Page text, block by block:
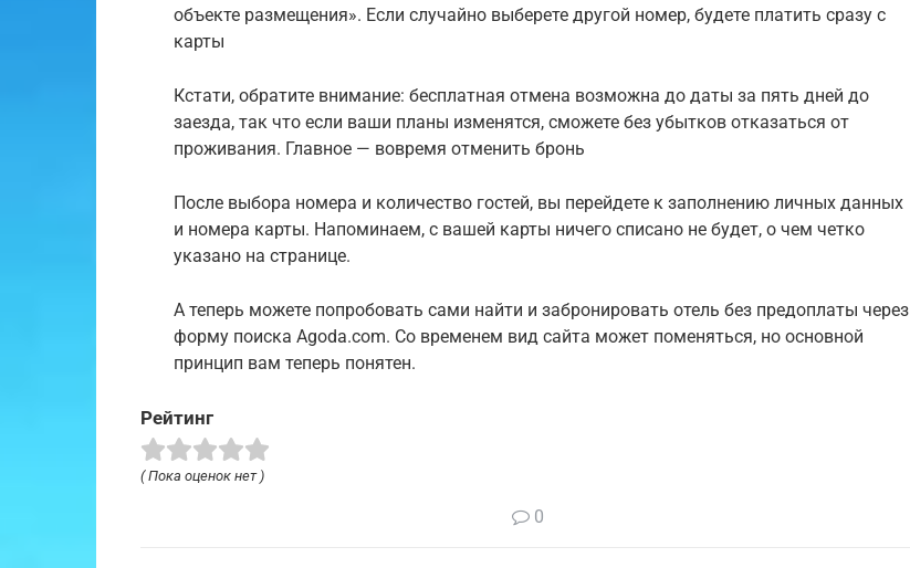
объекте размещения». Если случайно выберете другой номер, будете платить сразу с
карты
Кстати, обратите внимание: бесплатная отмена возможна до даты за пять дней до
заезда, так что если ваши планы изменятся, сможете без убытков отказаться от
проживания. Главное — вовремя отменить бронь
После выбора номера и количество гостей, вы перейдете к заполнению личных данных
и номера карты. Напоминаем, с вашей карты ничего списано не будет, о чем четко
указано на странице.
А теперь можете попробовать сами найти и забронировать отель без предоплаты через
форму поиска Agoda.com. Со временем вид сайта может поменяться, но основной
принцип вам теперь понятен.
Рейтинг
( Пока оценок нет )
0